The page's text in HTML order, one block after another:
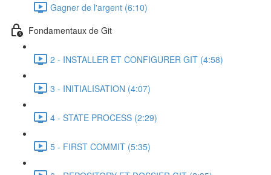
Gagner de l'argent (6:10)
Fondamentaux de Git
2 - INSTALLER ET CONFIGURER GIT (4:58)
3 - INITIALISATION (4:07)
4 - STATE PROCESS (2:29)
5 - FIRST COMMIT (5:35)